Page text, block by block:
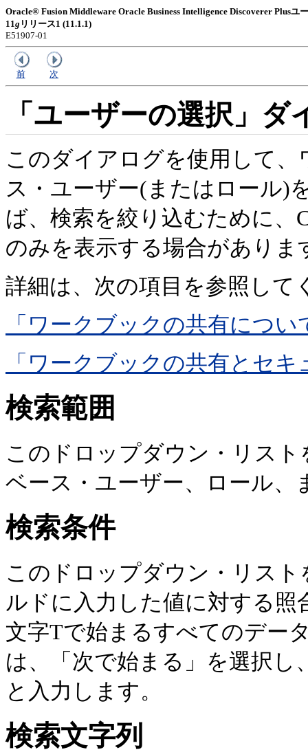
Oracle® Fusion Middleware Oracle Business Intelligence Discoverer Plusユ
11g リリース1 (11.1.1)
E51907-01
前 次
「ユーザーの選択」ダ
このダイアログを使用して
ス・ユーザー(またはロール)
ば、検索を絞り込むために、
のみを表示する場合がありま
詳細は、次の項目を参照して
「ワークブックの共有につい
「ワークブックの共有とセ
検索範囲
このドロップダウン・リス
ベース・ユーザー、ロール
検索条件
このドロップダウン・リスト
ルドに入力した値に対する
文字Tで始まるすべてのデー
は、「次で始まる」を選択し
と入力します。
検索文字列